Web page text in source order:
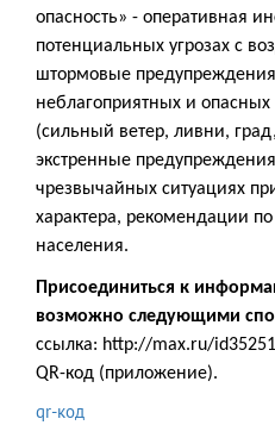
опасность» - оперативная
потенциальных угрозах с
штормовые
неблагоприятных и
(сильный ветер, ливни,
экстренные
чрезвычайных ситуациях
характера, рекомендации
населения.
Присоединиться к
возможно следующими
ссылка: http://max.ru/
QR-код (приложение).
qr-код